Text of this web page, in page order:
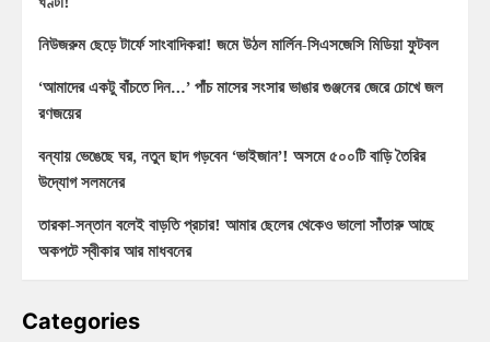
নিউজরুম ছেড়ে টার্ফে সাংবাদিকরা! জমে উঠল মার্লিন-সিএসজেসি মিডিয়া ফুটবল
‘আমাদের একটু বাঁচতে দিন…’ পাঁচ মাসের সংসার ভাঙার গুঞ্জনের জেরে চোখে জল
রণজয়ের
বন্যায় ভেঙেছে ঘর, নতুন ছাদ গড়বেন ‘ভাইজান’! অসমে ৫০০টি বাড়ি তৈরির
উদ্যোগ সলমনের
তারকা-সন্তান বলেই বাড়তি প্রচার! আমার ছেলের থেকেও ভালো সাঁতারু আছে
অকপটে স্বীকার আর মাধবনের
Categories